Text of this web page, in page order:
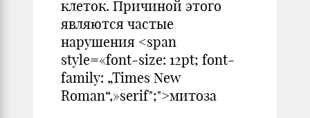
клеток. Причиной этого
являются частые
нарушения <span
style=«font-size: 12pt; font-
family: „Times New
Roman“,»serif";">митоза